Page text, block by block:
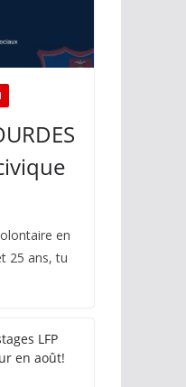
en
25 ans, tu
LFP
en août!